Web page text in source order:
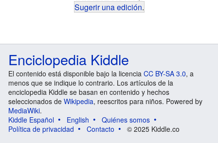
Sugerir una edición.
Enciclopedia Kiddle
El contenido está disponible bajo la licencia CC BY-SA 3.0, a
menos que se indique lo contrario. Los artículos de la
enciclopedia Kiddle se basan en contenido y hechos
seleccionados de Wikipedia, reescritos para niños. Powered by
MediaWiki.
Kiddle Español
English
Quiénes somos
Política de privacidad
Contacto © 2025 Kiddle.co